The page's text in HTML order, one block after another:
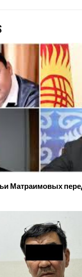
Матраимовых